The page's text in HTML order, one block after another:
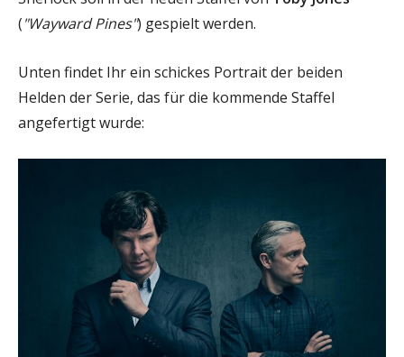
("Wayward Pines") gespielt werden.
Unten findet Ihr ein schickes Portrait der beiden
Helden der Serie, das für die kommende Staffel
angefertigt wurde: